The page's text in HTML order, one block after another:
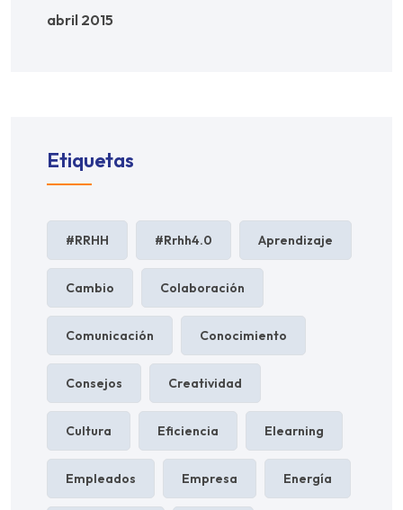
abril 2015
Etiquetas
#RRHH #rrhh4.0 Aprendizaje
Cambio Colaboración
Comunicación Conocimiento
Consejos Creatividad
Cultura Eficiencia Elearning
Empleados Empresa Energía